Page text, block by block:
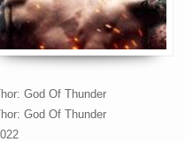
God Of Thunder
God Of Thunder